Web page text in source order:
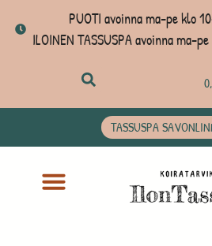
PUOTI avoinna ma-pe klo
ILOINEN TASSUSPA avoinna ma-
TASSUSPA